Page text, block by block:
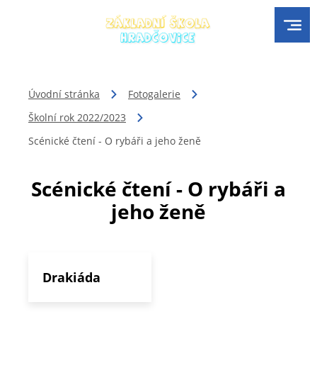
Úvodní stránka
Fotogalerie
Školní rok 2022/2023
Scénické čtení - O rybáři a jeho ženě
Scénické čtení - O rybáři a
jeho ženě
Drakiáda